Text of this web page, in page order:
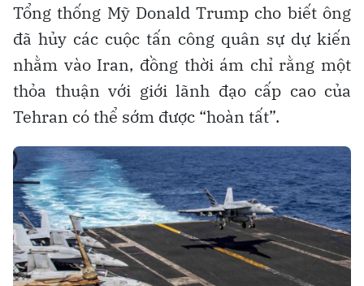
Tổng thống Mỹ Donald Trump cho biết ông
đã hủy các cuộc tấn công quân sự dự kiến
nhằm vào Iran, đồng thời ám chỉ rằng một
thỏa thuận với giới lãnh đạo cấp cao của
Tehran có thể sớm được “hoàn tất”.